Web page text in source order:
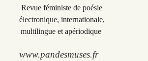
Revue féministe de poésie
électronique, internationale,
multilingue et apériodique
www.pandesmuses.fr